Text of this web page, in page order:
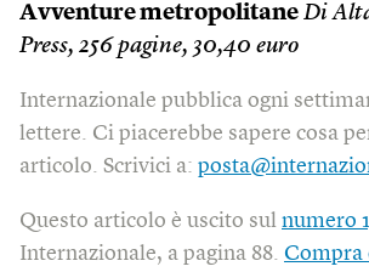
Avventure metropolitane Di
Press, 256 pagine, 30,40 euro
Internazionale pubblica ogni
lettere. Ci piacerebbe sapere cosa
articolo. Scrivici a:
Questo articolo è uscito sul numero
Internazionale, a pagina 88. Compra